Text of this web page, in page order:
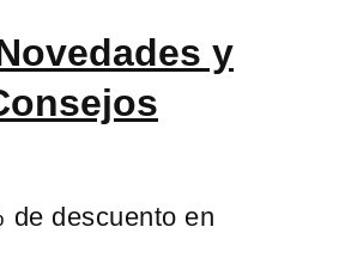
y
de descuento en